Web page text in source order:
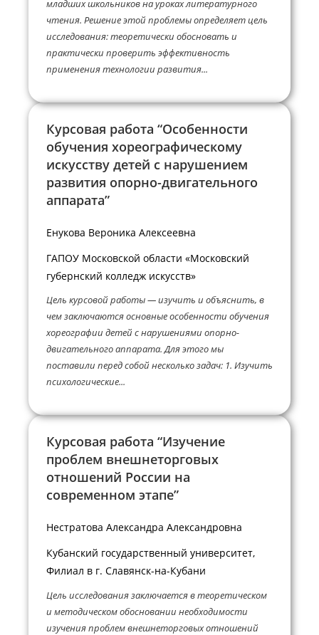
младших школьников на уроках литературного
чтения. Решение этой проблемы определяет цель
исследования: теоретически обосновать и
практически проверить эффективность
применения технологии развития...
Курсовая работа “Особенности
обучения хореографическому
искусству детей с нарушением
развития опорно-двигательного
аппарата”
Енукова Вероника Алексеевна
ГАПОУ Московской области «Московский
губернский колледж искусств»
Цель курсовой работы — изучить и объяснить, в
чем заключаются основные особенности обучения
хореографии детей с нарушениями опорно-
двигательного аппарата. Для этого мы
поставили перед собой несколько задач: 1. Изучить
психологические...
Курсовая работа “Изучение
проблем внешнеторговых
отношений России на
современном этапе”
Нестратова Александра Александровна
Кубанский государственный университет,
Филиал в г. Славянск-на-Кубани
Цель исследования заключается в теоретическом
и методическом обосновании необходимости
изучения проблем внешнеторговых отношений